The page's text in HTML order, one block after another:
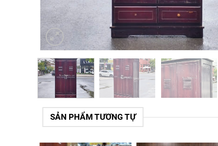
SẢN PHẨM TƯƠNG TỰ